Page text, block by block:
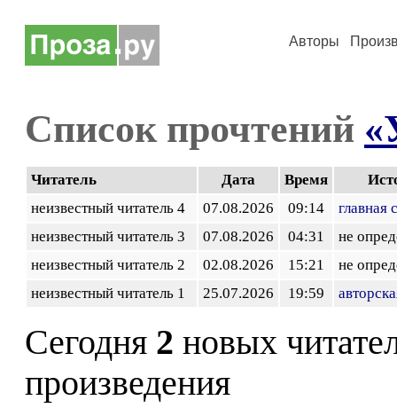
Авторы
Список прочтений
Читатель Дата Время
неизвестный читатель 4
07.08.2026 09:14
главная
неизвестный читатель 3
07.08.2026 04:31
не
неизвестный читатель 2
02.08.2026 15:21
не
неизвестный читатель 1
25.07.2026 19:59
Сегодня 2 новых
произведения